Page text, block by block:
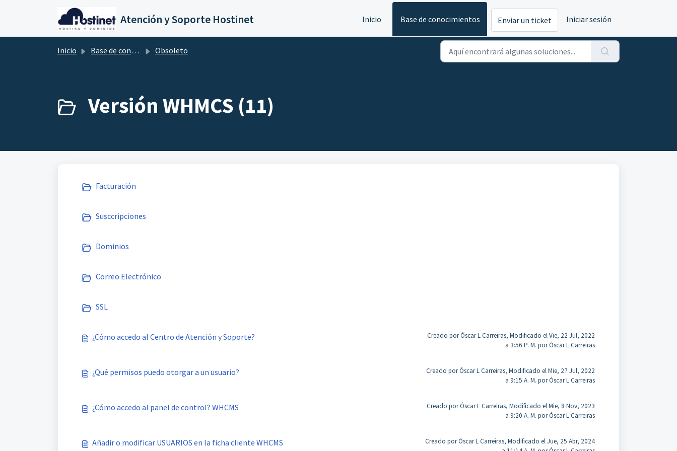
Atención y Soporte Hostinet Inicio Base de conocimientos Enviar un ticket Iniciar sesión
Inicio Base de conocimientos Obsoleto
Versión WHMCS (11)
Facturación
Susccripciones
Dominios
Correo Electrónico
SSL
¿Cómo accedo al Centro de Atención y Soporte?
Creado por Óscar L Carreiras, Modificado el Vie, 22 Jul, 2022
a 3:56 P. M. por Óscar L Carreiras
¿Qué permisos puedo otorgar a un usuario?
Creado por Óscar L Carreiras, Modificado el Mie, 27 Jul, 2022
a 9:15 A. M. por Óscar L Carreiras
¿Cómo accedo al panel de control? WHCMS
Creado por Óscar L Carreiras, Modificado el Mie, 8 Nov, 2023
a 9:20 A. M. por Óscar L Carreiras
Añadir o modificar USUARIOS en la ficha cliente WHCMS
Creado por Óscar L Carreiras, Modificado el Jue, 25 Abr, 2024